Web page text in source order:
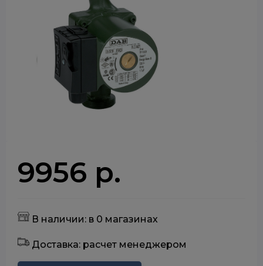
9956 р.
В наличии: в 0 магазинах
Доставка: расчет менеджером